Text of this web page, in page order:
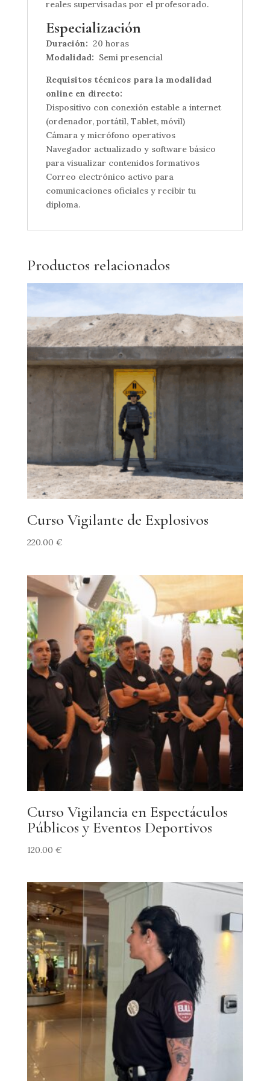
reales supervisadas por el profesorado.
Especialización
Duración: 20 horas
Modalidad: Semi presencial
Requisitos técnicos para la modalidad
online en directo:
Dispositivo con conexión estable a internet
(ordenador, portátil, Tablet, móvil)
Cámara y micrófono operativos
Navegador actualizado y software básico
para visualizar contenidos formativos
Correo electrónico activo para
comunicaciones oficiales y recibir tu
diploma.
Productos relacionados
Curso Vigilante de Explosivos
220.00 €
Curso Vigilancia en Espectáculos
Públicos y Eventos Deportivos
120.00 €